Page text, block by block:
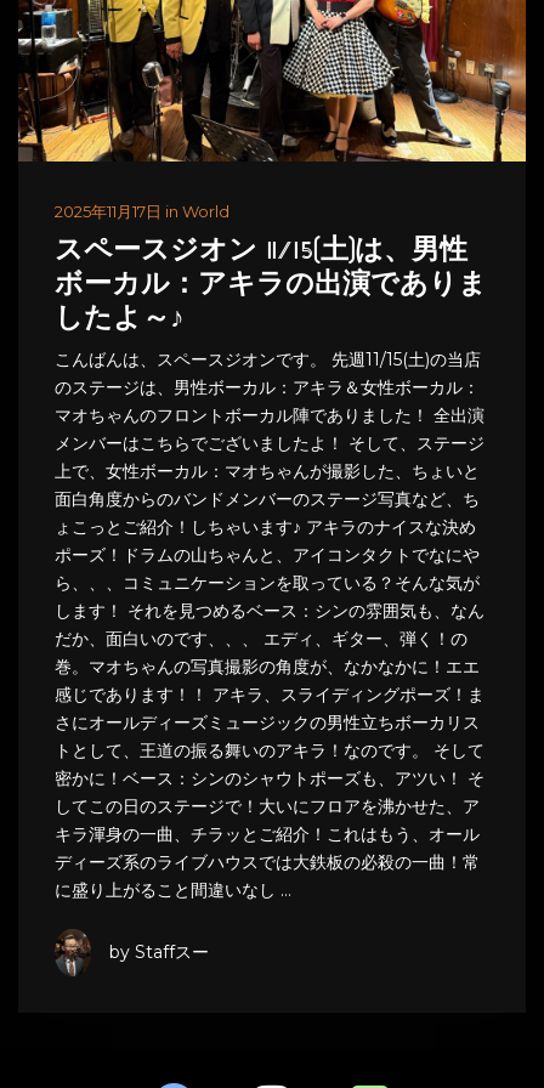
2025年11月17日 in World
スペースジオン 11/15(土)は、男性
ボーカル：アキラの出演でありま
したよ～♪
こんばんは、スペースジオンです。 先週11/15(土)の当店
のステージは、男性ボーカル：アキラ＆女性ボーカル：
マオちゃんのフロントボーカル陣でありました！ 全出演
メンバーはこちらでございましたよ！ そして、ステージ
上で、女性ボーカル：マオちゃんが撮影した、ちょいと
面白角度からのバンドメンバーのステージ写真など、ち
ょこっとご紹介！しちゃいます♪ アキラのナイスな決め
ポーズ！ドラムの山ちゃんと、アイコンタクトでなにや
ら、、、コミュニケーションを取っている？そんな気が
します！ それを見つめるベース：シンの雰囲気も、なん
だか、面白いのです、、、 エディ、ギター、弾く！の
巻。マオちゃんの写真撮影の角度が、なかなかに！エエ
感じであります！！ アキラ、スライディングポーズ！ま
さにオールディーズミュージックの男性立ちボーカリス
トとして、王道の振る舞いのアキラ！なのです。 そして
密かに！ベース：シンのシャウトポーズも、アツい！ そ
してこの日のステージで！大いにフロアを沸かせた、ア
キラ渾身の一曲、チラッとご紹介！これはもう、オール
ディーズ系のライブハウスでは大鉄板の必殺の一曲！常
に盛り上がること間違いなし …
by Staffスー